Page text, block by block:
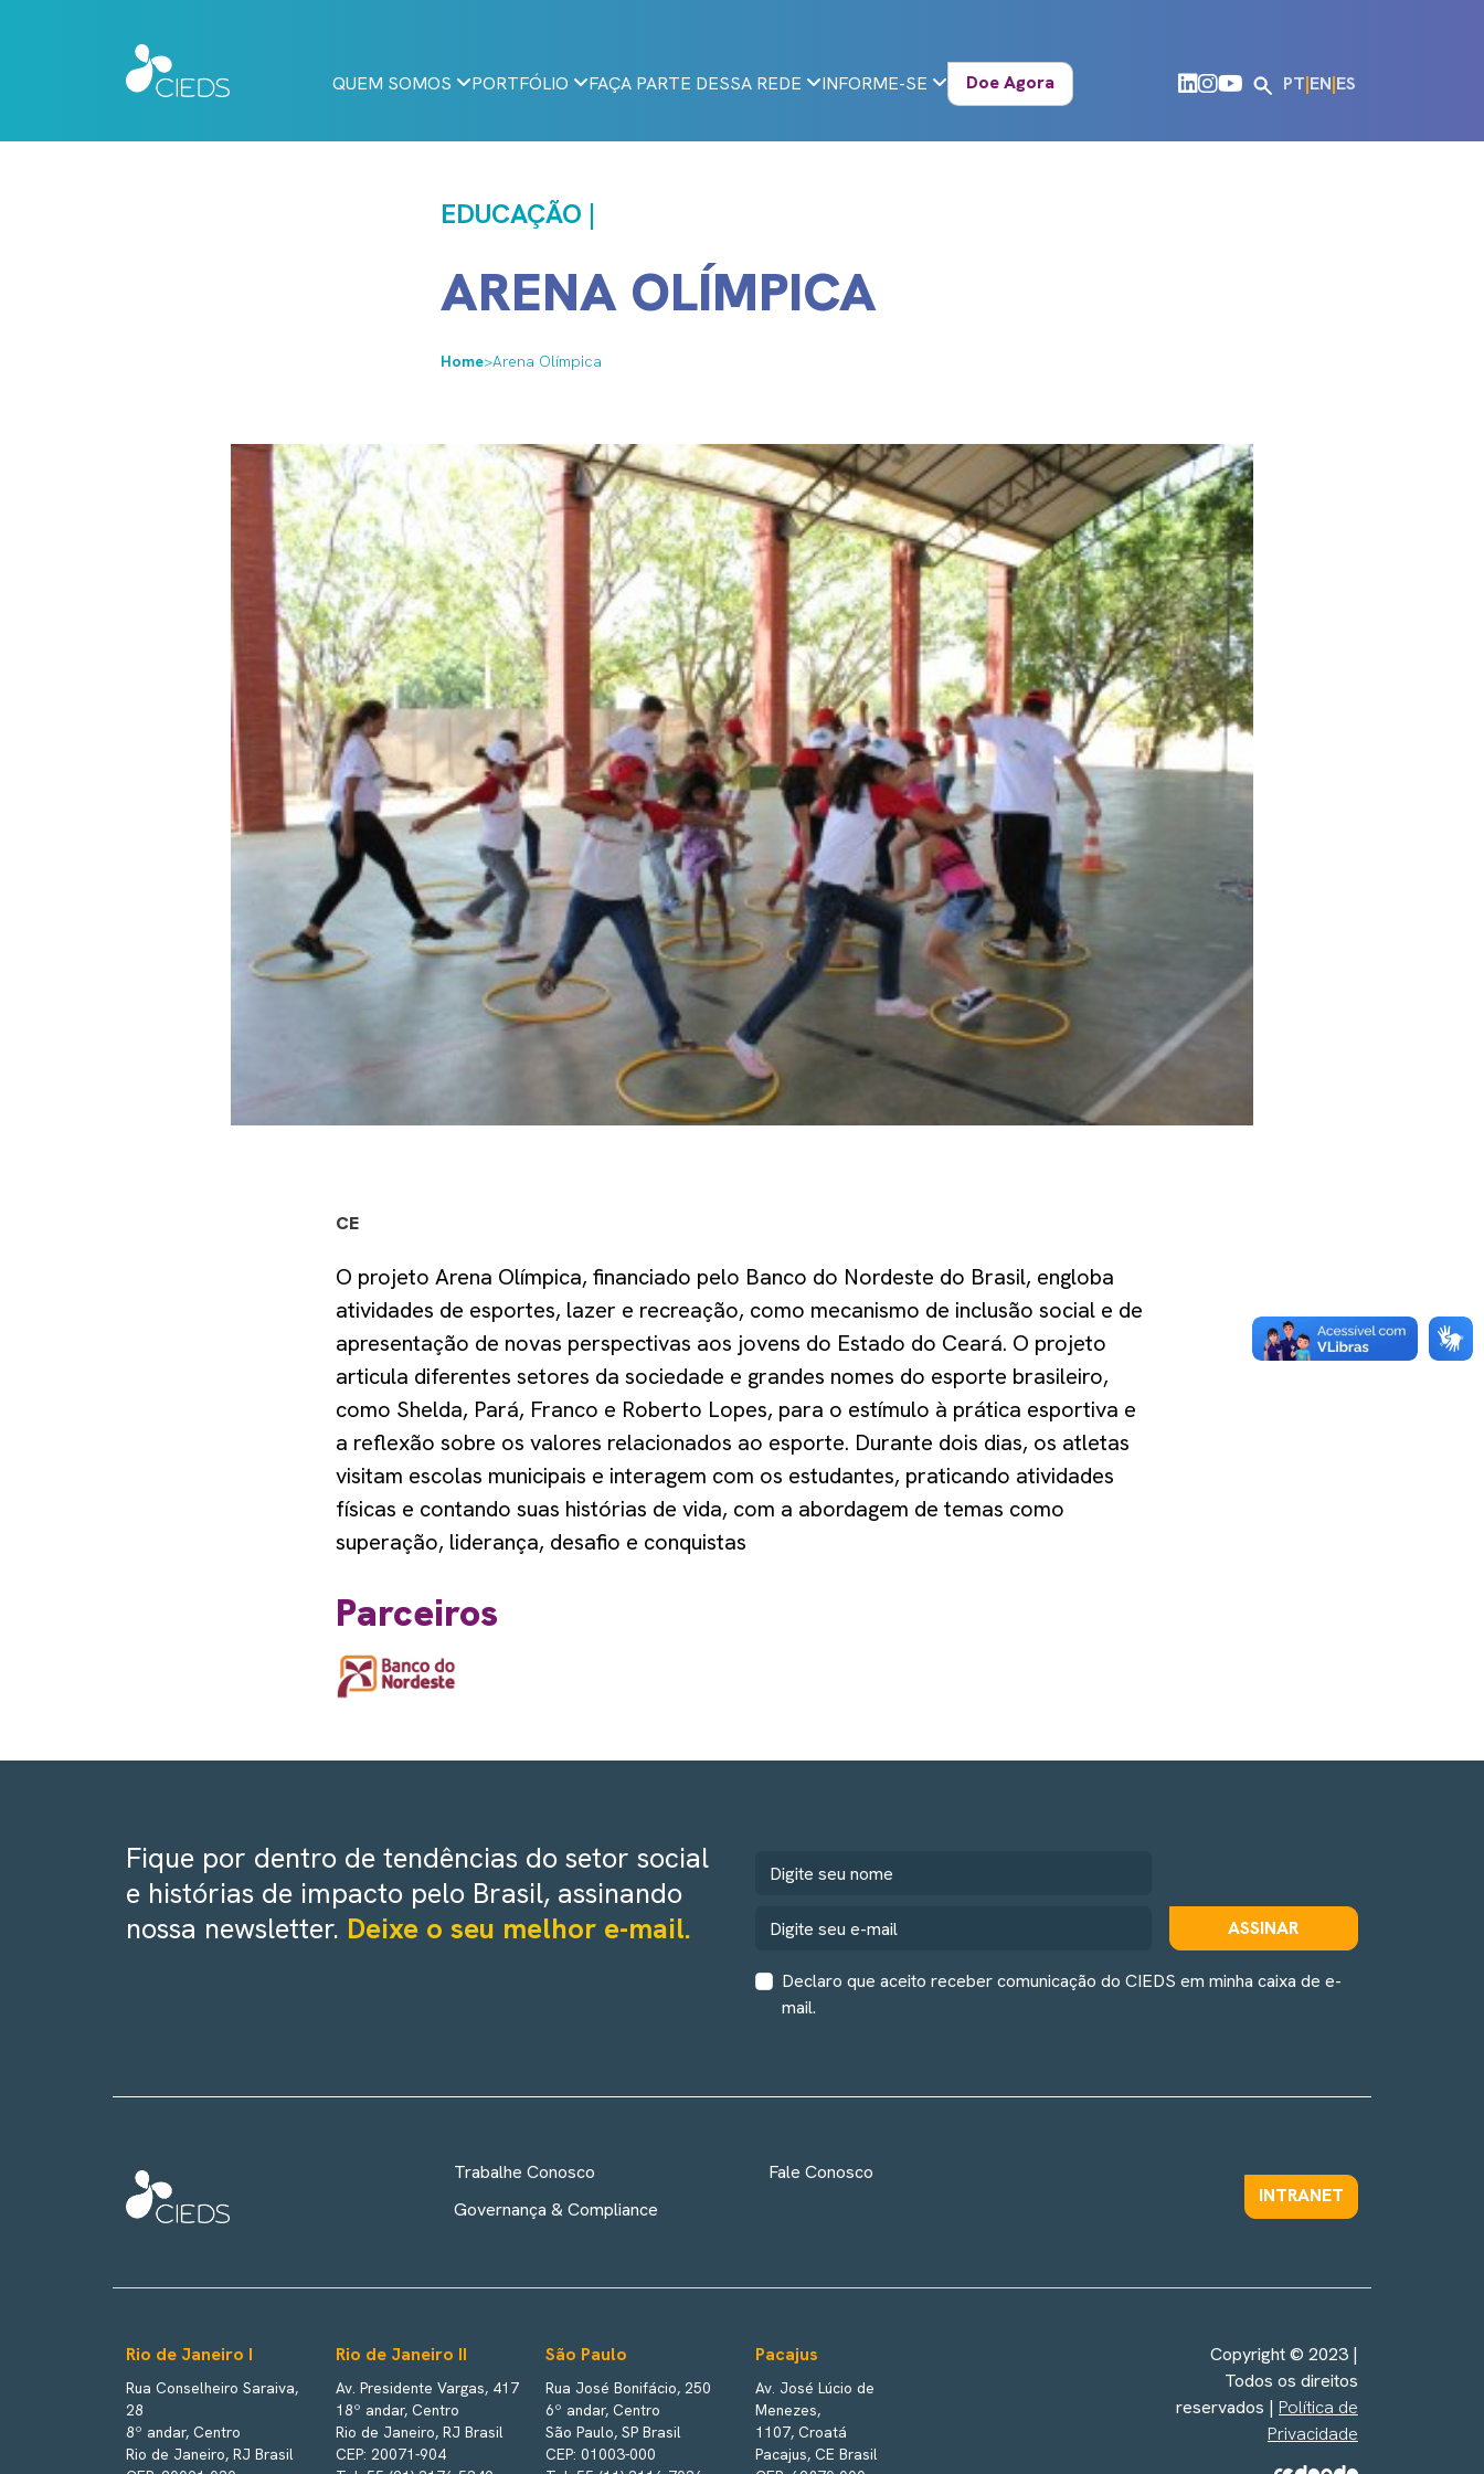
QUEM SOMOS PORTFÓLIO FAÇA PARTE DESSA REDE INFORME-SE Doe Agora PT|EN|ES
EDUCAÇÃO |
ARENA OLÍMPICA
Home>Arena Olímpica
CE
O projeto Arena Olímpica, financiado pelo Banco do Nordeste do Brasil, engloba
atividades de esportes, lazer e recreação, como mecanismo de inclusão social e de
apresentação de novas perspectivas aos jovens do Estado do Ceará. O projeto
articula diferentes setores da sociedade e grandes nomes do esporte brasileiro,
como Shelda, Pará, Franco e Roberto Lopes, para o estímulo à prática esportiva e
a reflexão sobre os valores relacionados ao esporte. Durante dois dias, os atletas
visitam escolas municipais e interagem com os estudantes, praticando atividades
físicas e contando suas histórias de vida, com a abordagem de temas como
superação, liderança, desafio e conquistas
Parceiros
Fique por dentro de tendências do setor social
e histórias de impacto pelo Brasil, assinando
nossa newsletter. Deixe o seu melhor e-mail. ASSINAR
Declaro que aceito receber comunicação do CIEDS em minha caixa de e-
mail.
Trabalhe Conosco
Governança & Compliance
Fale Conosco
INTRANET
Rio de Janeiro I
Rua Conselheiro Saraiva,
28
8º andar, Centro
Rio de Janeiro, RJ Brasil
Rio de Janeiro II
Av. Presidente Vargas, 417
18º andar, Centro
Rio de Janeiro, RJ Brasil
CEP: 20071-904
São Paulo
Rua José Bonifácio, 250
6º andar, Centro
São Paulo, SP Brasil
CEP: 01003-000
Pacajus
Av. José Lúcio de
Menezes,
1107, Croatá
Pacajus, CE Brasil
Copyright © 2023 |
Todos os direitos
reservados | Política de
Privacidade